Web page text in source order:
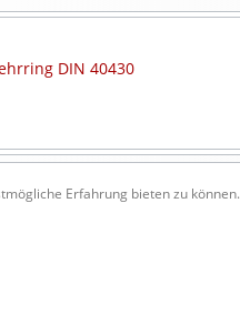
DIN 40430
DIN 40430
Erfahrung bieten zu können.